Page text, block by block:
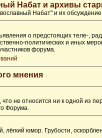
Набат и архивы
Набат" и их обсуждение
о предстоящих теле-,
политических и иных
форума.
мнения
не относится ни к одной из
Форума.
лёгкий юмор. Грубости,